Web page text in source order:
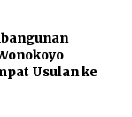
Usulan ke